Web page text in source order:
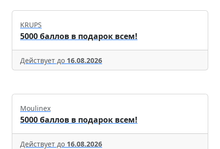
KRUPS
5000 баллов в подарок всем!
Действует до 16.08.2026
Moulinex
5000 баллов в подарок всем!
Действует до 16.08.2026